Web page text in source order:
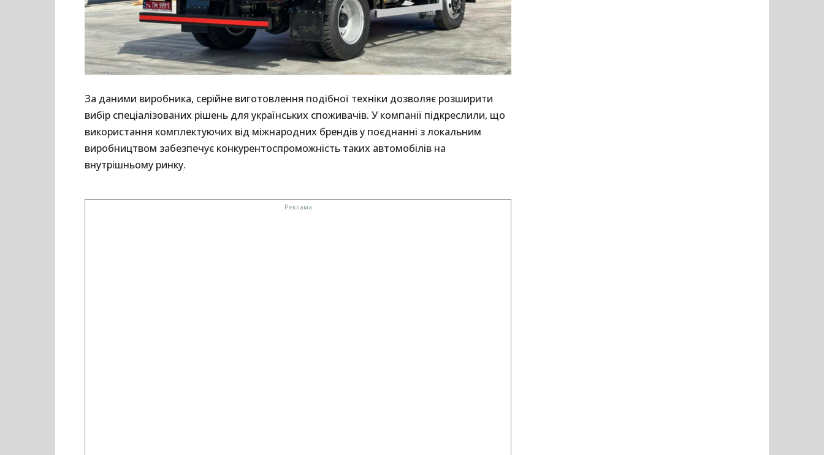
За даними виробника, серійне виготовлення подібної техніки дозволяє розширити
вибір спеціалізованих рішень для українських споживачів. У компанії підкреслили, що
використання комплектуючих від міжнародних брендів у поєднанні з локальним
виробництвом забезпечує конкурентоспроможність таких автомобілів на
внутрішньому ринку.